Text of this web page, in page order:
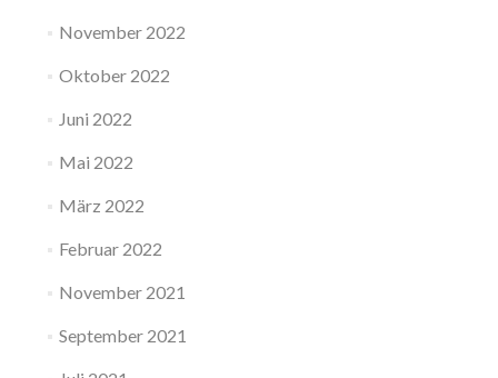
November 2022
Oktober 2022
Juni 2022
Mai 2022
März 2022
Februar 2022
November 2021
September 2021